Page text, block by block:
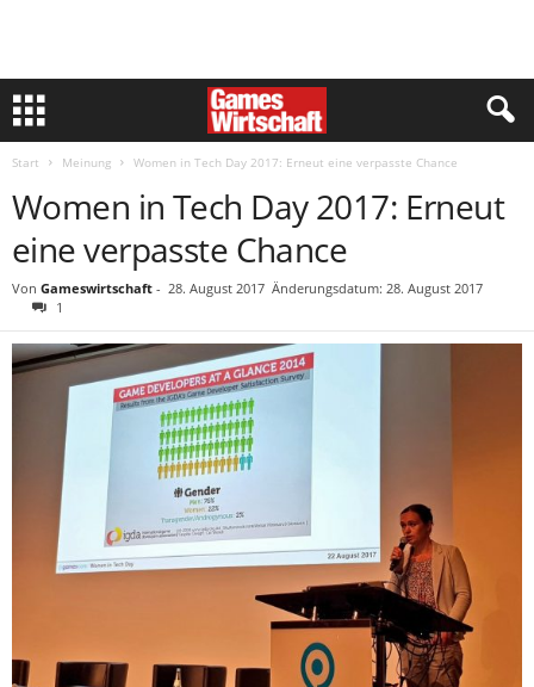
Start Meinung Women in Tech Day 2017: Erneut eine verpasste Chance
Women in Tech Day 2017: Erneut
eine verpasste Chance
Von Gameswirtschaft - 28. August 2017 Änderungsdatum: 28. August 2017
1